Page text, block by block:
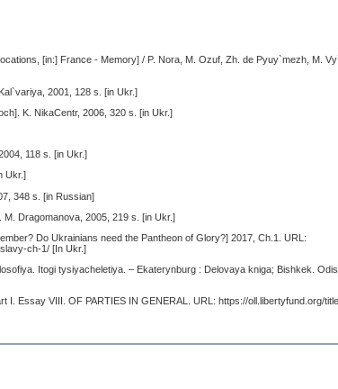
[in:] France - Memory] / P. Nora, M. Ozuf, Zh. de Pyuy`mezh, M.
2001, 128 s. [in Ukr.]
K. NikaCentr, 2006, 320 s. [in Ukr.]
118 s. [in Ukr.]
Ukr.]
348 s. [in Russian]
Dragomanova, 2005, 219 s. [in Ukr.]
Do Ukrainians need the Pantheon of Glory?] 2017, Ch.1. URL:
ch-1/ [In Ukr.]
Itogi tysiyacheletiya. – Ekaterynburg : Delovaya kniga; Bishkek.
Essay VIII. OF PARTIES IN GENERAL. URL: https://oll.libertyfund.org/